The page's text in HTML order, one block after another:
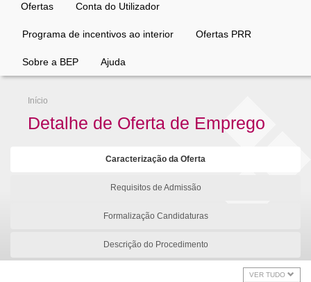
Ofertas Conta do Utilizador
Programa de incentivos ao interior Ofertas PRR
Sobre a BEP Ajuda
Início
Detalhe de Oferta de Emprego
Caracterização da Oferta
Requisitos de Admissão
Formalização Candidaturas
Descrição do Procedimento
VER TUDO